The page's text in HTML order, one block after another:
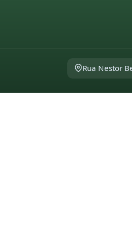
Rua Nestor